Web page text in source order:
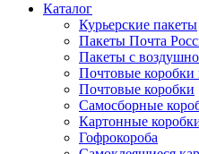
Каталог
Курьерские пакеты
Пакеты Почта
Пакеты с
Почтовые коробки
Почтовые коробки
Самосборные
Картонные
Гофрокороба